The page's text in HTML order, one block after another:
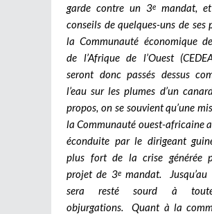
garde contre un 3e
mandat,
conseils de quelques-uns de ses
la Communauté économique
de l’Afrique de l’Ouest
seront donc passés dessus
l’eau sur les plumes d’un
propos, on se souvient qu’une
la Communauté ouest-africaine
éconduite par le dirigeant
plus fort de la crise générée
projet de 3emandat. Jusqu’au
sera resté sourd à
objurgations. Quant à la